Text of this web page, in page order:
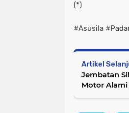
(*)
#Asusila
Artikel
Jembatan
Motor